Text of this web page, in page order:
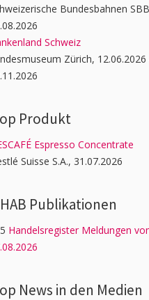
Bundesbahnen
Schweiz
Zürich, 12.06.2026
Produkt
Espresso Concentrate
Suisse S.A., 31.07.2026
Publi­kati­onen
Handelsregister Meldungen
News in den Medien